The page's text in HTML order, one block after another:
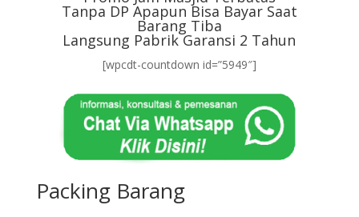
Tanpa DP Apapun Bisa Bayar Saat
Barang Tiba
Langsung Pabrik Garansi 2 Tahun
[wpcdt-countdown id=”5949″]
Packing Barang